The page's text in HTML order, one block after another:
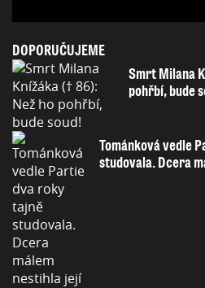
DOPORUČUJEME
Smrt Milana
pohřbí, bude
Tománková vedle
studovala. Dcera